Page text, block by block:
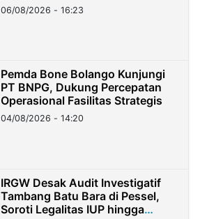
06/08/2026 - 16:23
Pemda Bone Bolango Kunjungi
PT BNPG, Dukung Percepatan
Operasional Fasilitas Strategis
04/08/2026 - 14:20
IRGW Desak Audit Investigatif
Tambang Batu Bara di Pessel,
Soroti Legalitas IUP hingga